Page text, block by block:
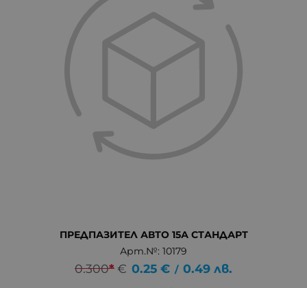
ПРЕДПАЗИТЕЛ АВТО 15А СТАНДАРТ
Арт.№: 10179
0.300*€ 0.25 € / 0.49 лв.